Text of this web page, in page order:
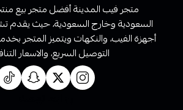
متجر فيب المدينة أفضل متجر بيع
السعودية وخارج السعودية، حيث يقدم
أجهزة الفيب، والنكهات ويتميز المتجر
التوصيل السريع، والاسعار